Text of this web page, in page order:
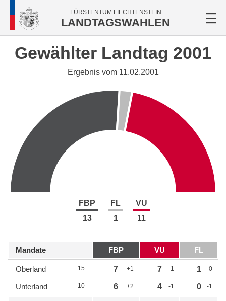
FÜRSTENTUM LIECHTENSTEIN
LANDTAGSWAHLEN
Gewählter Landtag 2001
Ergebnis vom 11.02.2001
FBP
13
FL
1
VU
11
Mandate FBP VU FL
Oberland 15 7 +1 7 -1 1 0
Unterland 10 6 +2 4 -1 0 -1